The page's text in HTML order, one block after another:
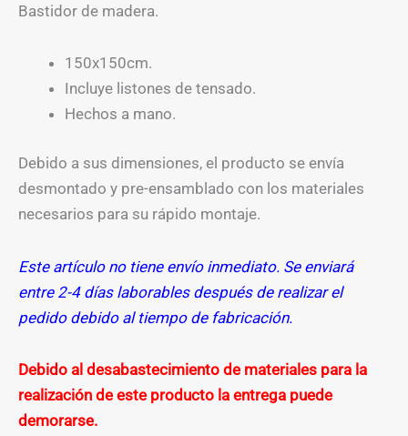
Bastidor de madera.
150x150cm.
Incluye listones de tensado.
Hechos a mano.
Debido a sus dimensiones, el producto se envía
desmontado y pre-ensamblado con los materiales
necesarios para su rápido montaje.
Este artículo no tiene envío inmediato. Se enviará
entre 2-4 días laborables después de realizar el
pedido debido al tiempo de fabricación.
Debido al desabastecimiento de materiales para la
realización de este producto la entrega puede
demorarse.